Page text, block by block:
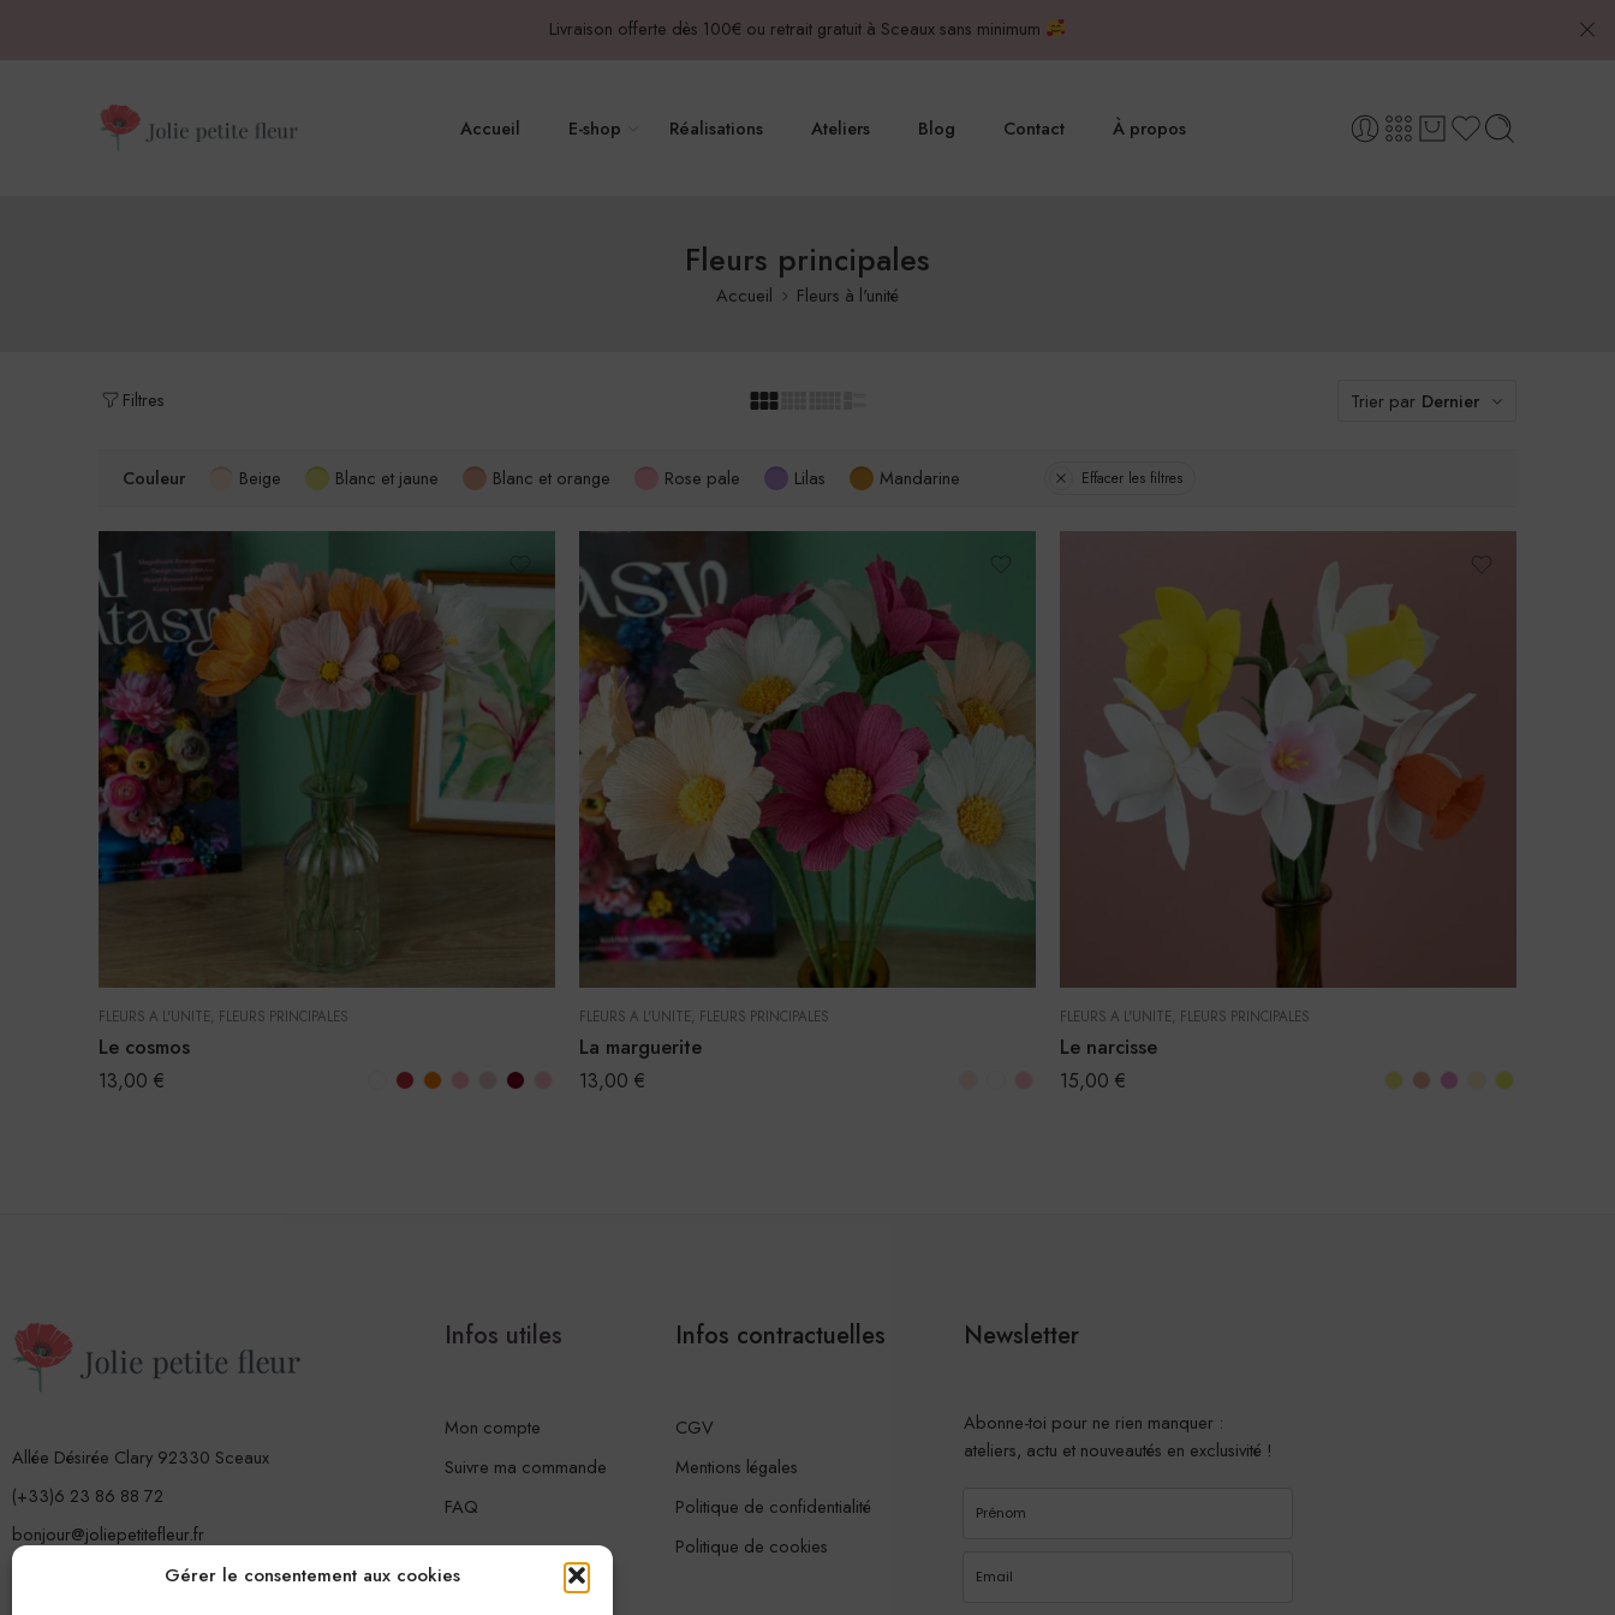
Gérer le consentement aux cookies
Livraison offerte dès 100€ ou retrait gratuit à Sceaux sans minimum
Accueil E-shop Réalisations Ateliers Blog Contact À propos
Fleurs principales
Accueil Fleurs à l'unité
Filtres Trier par Dernier
Couleur Beige Blanc et jaune Blanc et orange Rose pale Lilas Mandarine Effacer les filtres
FLEURS À L'UNITÉ FLEURS PRINCIPALES
Le cosmos
13,00 €
FLEURS À L'UNITÉ FLEURS PRINCIPALES
La marguerite
13,00 €
FLEURS À L'UNITÉ FLEURS PRINCIPALES
Le narcisse
15,00 €
Allée Désirée Clary 92330 Sceaux
(+33)6 23 86 88 72
bonjour@joliepetitefleur.fr
www.joliepetitefleur.fr
Infos utiles
Mon compte
Suivre ma commande
FAQ
Infos contractuelles
CGV
Mentions légales
Politique de confidentialité
Politique de cookies
Newsletter
Abonne-toi pour ne rien manquer :
ateliers, actu et nouveautés en exclusivité !